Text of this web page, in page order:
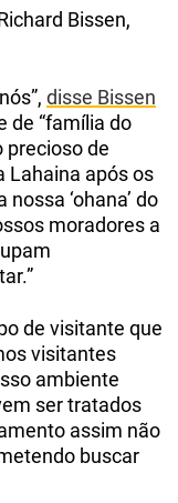
Bissen,
disse Bissen
de “família do
precioso de
Lahaina após os
‘ohana’ do
moradores a
de visitante que
visitantes
ambiente
ser tratados
assim não
buscar